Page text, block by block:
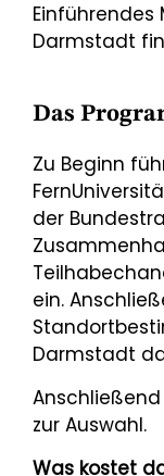
Darmstadt
Das
Zu Beginn
der
ein.
Darmstadt
zur Auswahl.
Was kostet